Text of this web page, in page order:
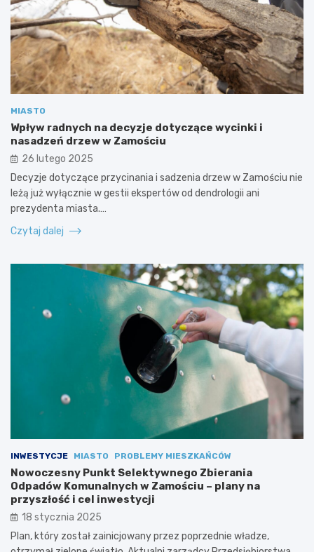
MIASTO
Wpływ radnych na decyzje dotyczące wycinki i
nasadzeń drzew w Zamościu
26 lutego 2025
Decyzje dotyczące przycinania i sadzenia drzew w Zamościu nie
leżą już wyłącznie w gestii ekspertów od dendrologii ani
prezydenta miasta.…
Czytaj dalej
INWESTYCJE MIASTO PROBLEMY MIESZKAŃCÓW
Nowoczesny Punkt Selektywnego Zbierania
Odpadów Komunalnych w Zamościu – plany na
przyszłość i cel inwestycji
18 stycznia 2025
Plan, który został zainicjowany przez poprzednie władze,